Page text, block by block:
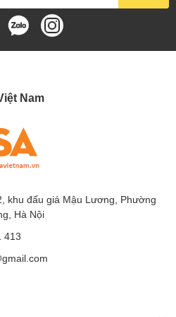
Nam
khu đấu giá Mậu Lương, Phường
Hà Nội
413